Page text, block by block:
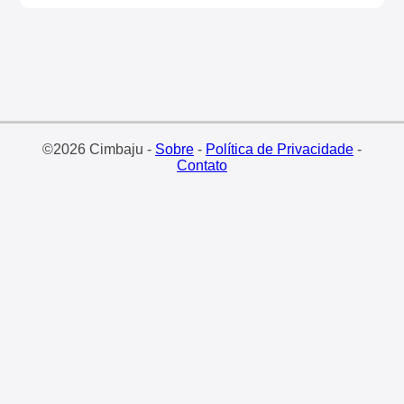
©2026 Cimbaju - Sobre- Política de Privacidade-
Contato